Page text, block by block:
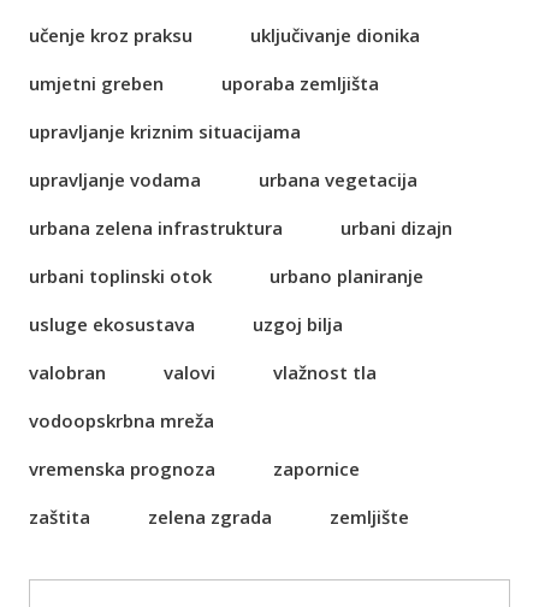
učenje kroz praksu
uključivanje dionika
umjetni greben
uporaba zemljišta
upravljanje kriznim situacijama
upravljanje vodama
urbana vegetacija
urbana zelena infrastruktura
urbani dizajn
urbani toplinski otok
urbano planiranje
usluge ekosustava
uzgoj bilja
valobran
valovi
vlažnost tla
vodoopskrbna mreža
vremenska prognoza
zapornice
zaštita
zelena zgrada zemljište